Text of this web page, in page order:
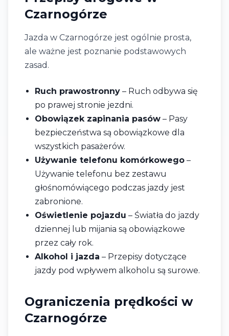
Czarnogórze
Jazda w Czarnogórze jest ogólnie prosta,
ale ważne jest poznanie podstawowych
zasad.
Ruch prawostronny – Ruch odbywa się
po prawej stronie jezdni.
Obowiązek zapinania pasów – Pasy
bezpieczeństwa są obowiązkowe dla
wszystkich pasażerów.
Używanie telefonu komórkowego –
Używanie telefonu bez zestawu
głośnomówiącego podczas jazdy jest
zabronione.
Oświetlenie pojazdu – Światła do jazdy
dziennej lub mijania są obowiązkowe
przez cały rok.
Alkohol i jazda – Przepisy dotyczące
jazdy pod wpływem alkoholu są surowe.
Ograniczenia prędkości w
Czarnogórze